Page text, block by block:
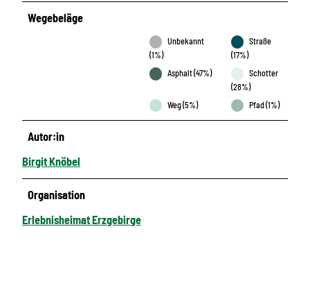
Wegebeläge
Unbekannt
(1%)
Straße
(17%)
Asphalt (47%)
Schotter
(28%)
Weg (5%)
Pfad (1%)
Autor:in
Birgit Knöbel
Organisation
Erlebnisheimat Erzgebirge